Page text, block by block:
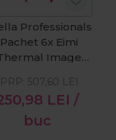
Professionals
Pachet 6x Eimi
Image
termica
150mlLEI /
buc
PRP: 507,60 LEI